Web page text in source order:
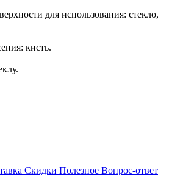
для использования: стекло,
кисть.
Скидки Полезное Вопрос-ответ